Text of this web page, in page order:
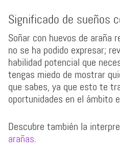
Significado de sueños
Soñar con huevos de araña
no se ha podido expresar;
habilidad potencial que
tengas miedo de mostrar
que sabes, ya que esto te
oportunidades en el ámbito
Descubre también la
arañas.